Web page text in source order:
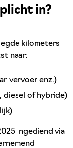
in?
kilometers
naar:
vervoer enz.)
diesel of hybride)
ingediend via